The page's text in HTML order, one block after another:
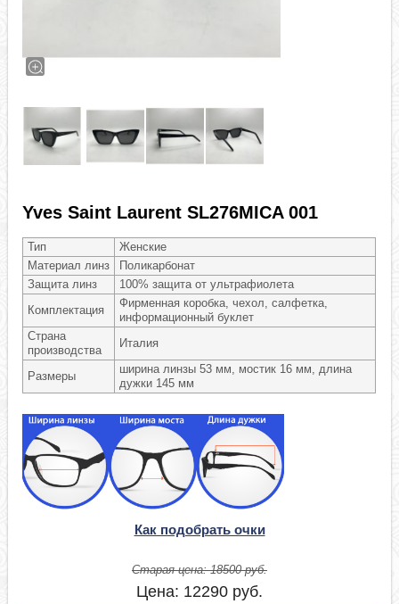
Yves Saint Laurent SL276MICA 001
Тип
Женские
Материал линз
Поликарбонат
Защита линз
100% защита от ультрафиолета
Комплектация
Фирменная коробка, чехол, салфетка,
информационный буклет
Страна
производства
Италия
Размеры
ширина линзы 53 мм, мостик 16 мм, длина
дужки 145 мм
Как подобрать очки
Старая цена:18500руб.
Цена: 12290 руб.